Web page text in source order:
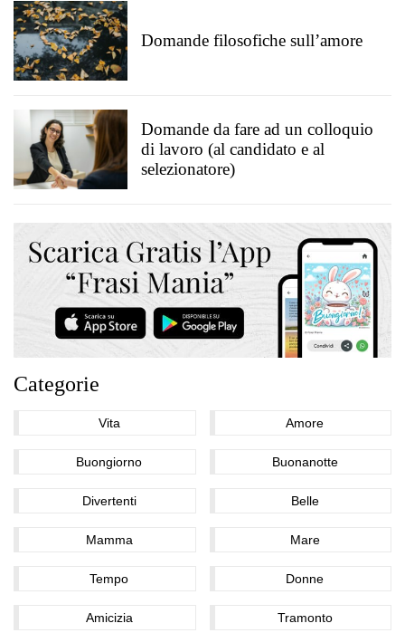
Domande filosofiche sull’amore
Domande da fare ad un colloquio
di lavoro (al candidato e al
selezionatore)
Categorie
Vita Amore
Buongiorno Buonanotte
Divertenti Belle
Mamma Mare
Tempo Donne
Amicizia Tramonto